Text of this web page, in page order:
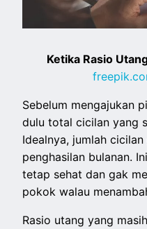
Ketika Rasio
Sebelum mengajukan
dulu total cicilan yang
Idealnya, jumlah
penghasilan bulanan.
tetap sehat dan gak
pokok walau
Rasio utang yang